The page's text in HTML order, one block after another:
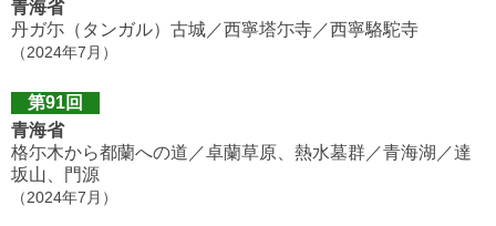
青海省
丹ガ尓（タンガル）古城／西寧塔尓寺／西寧駱駝寺
（2024年7月）
第91回
青海省
格尓木から都蘭への道／卓蘭草原、熱水墓群／青海湖／達
坂山、門源
（2024年7月）